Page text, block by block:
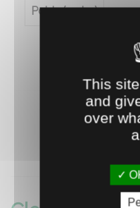
Poids (en kg) 1.494
This
and
over